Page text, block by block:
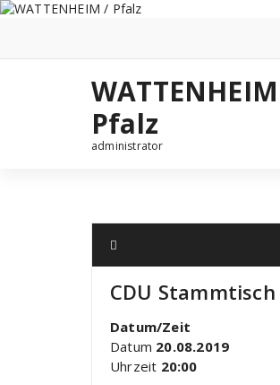
Zum
Pfalz
administrator
CDU Stammtisch
Datum/Zeit
Datum 20.08.2019
Uhrzeit 20:00